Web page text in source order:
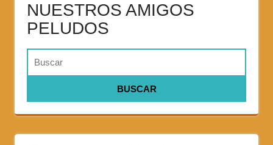
NUESTROS AMIGOS
PELUDOS